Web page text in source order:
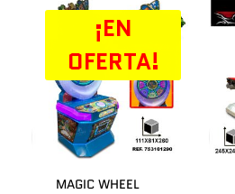
¡EN
OFERTA!
MAGIC WHEEL